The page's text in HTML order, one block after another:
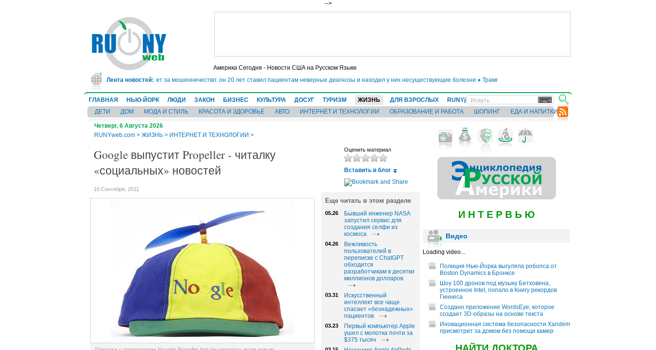
-->
Америка Сегодня - Новости США на Русском Языке
Лента новостей:
В Техасе врач-ревматолог сядет в тюрьму на 10 лет за мошенничество: он 20 лет ставил пациентам неверные диагнозы и находил у них несуществующие болезни● Трамп отложил введение 50-процентных пошлин на товары из
ГЛАВНАЯ НЬЮ-ЙОРК ЛЮДИ ЗАКОН БИЗНЕС КУЛЬТУРА ДОСУГ ТУРИЗМ ЖИЗНЬ ДЛЯ ВЗРОСЛЫХ RUNYjews
ВЕСТИ ИЗ УКРАИНЫ
ДЕТИ
ДОМ МОДА И СТИЛЬ КРАСОТА И ЗДОРОВЬЕ АВТО ИНТЕРНЕТ И ТЕХНОЛОГИИ ОБРАЗОВАНИЕ И РАБОТА ШОПИНГ ЕДА И НАПИТКИ
Четверг, 6 Августа 2026
RUNYweb.com > ЖИЗНЬ > ИНТЕРНЕТ И ТЕХНОЛОГИИ >
Оценить материал
Вставить в блог
Еще читать в этом разделе
05.26
Бывший инженер NASA
запустил сервис для
создания селфи из
космоса
04.26
Вежливость
пользователей в
переписке с ChatGPT
обходится
разработчикам в десятки
миллионов долларов
03.31
Искусственный
интеллект все чаще
спасает «безнадежных»
пациентов
03.23
Первый компьютер Apple
ушел с молотка почти за
$375 тысяч
Google выпустит Propeller - читалку
«социальных» новостей
16 Сентября, 2011
И Н Т Е Р В Ь Ю
Видео
Loading video...
Полиция Нью-Йорка выгуляла робопса от
Boston Dynamics в Бронксе
Шоу 100 дронов под музыку Бетховена,
устроенное Intel, попало в Книгу рекордов
Гиннеса
Создано приложение WordsEye, которое
создает 3D-образы на основе текста
Иновационная система безопасности Xandem
присмотрит за домом без помощи камер